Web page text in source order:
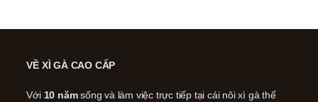
VỀ XÌ GÀ CAO CẤP
Với 10 nămsống và làm việc trực tiếp tại cái nôi xì gà thế